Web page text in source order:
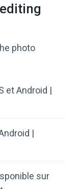
photo
et Android |
|
sur